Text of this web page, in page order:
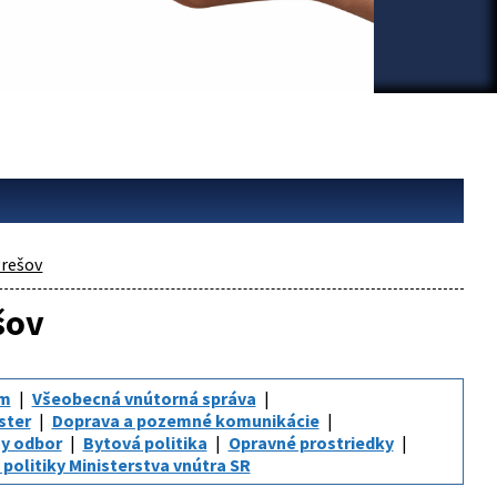
Všeobecná vnútorná správa
Doprava a pozemné komunikácie
odbor Bytová politika
Opravné prostriedky
Ministerstva vnútra SR